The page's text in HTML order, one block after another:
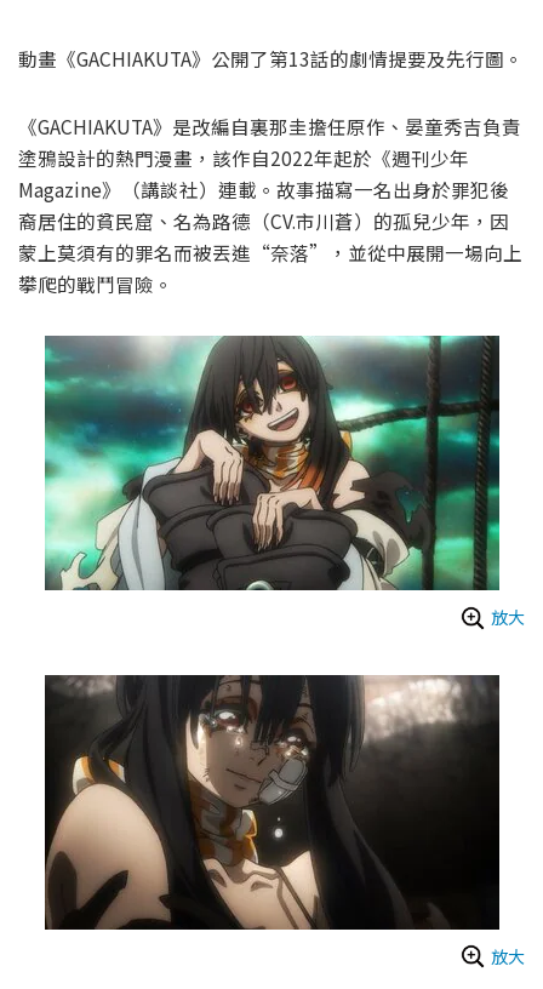
動畫《GACHIAKUTA》公開了第13話的劇情提要及先行圖。
《GACHIAKUTA》是改編自裏那圭擔任原作、晏童秀吉負責
塗鴉設計的熱門漫畫，該作自2022年起於《週刊少年
Magazine》（講談社）連載。故事描寫一名出身於罪犯後
裔居住的貧民窟、名為路德（CV.市川蒼）的孤兒少年，因
蒙上莫須有的罪名而被丟進“奈落”，並從中展開一場向上
攀爬的戰鬥冒險。
放大
放大